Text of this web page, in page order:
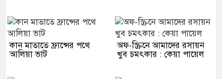
কান মাতাতে ফ্রান্সের পথে
আলিয়া ভাট
অফ-স্ক্রিনে আমাদের রসায়ন
খুব চমৎকার : কেয়া পায়েল